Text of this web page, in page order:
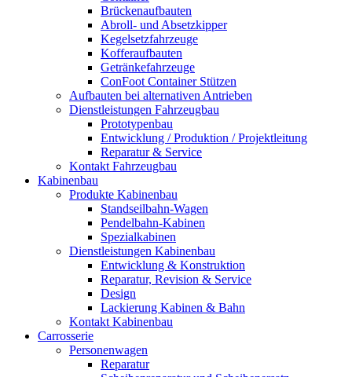
Brückenaufbauten
Abroll- und Absetzkipper
Kegelsetzfahrzeuge
Kofferaufbauten
Getränkefahrzeuge
ConFoot Container Stützen
Aufbauten bei alternativen Antrieben
Dienstleistungen Fahrzeugbau
Prototypenbau
Entwicklung / Produktion / Projektleitung
Reparatur & Service
Kontakt Fahrzeugbau
Kabinenbau
Produkte Kabinenbau
Standseilbahn-Wagen
Pendelbahn-Kabinen
Spezialkabinen
Dienstleistungen Kabinenbau
Entwicklung & Konstruktion
Reparatur, Revision & Service
Design
Lackierung Kabinen & Bahn
Kontakt Kabinenbau
Carrosserie
Personenwagen
Reparatur